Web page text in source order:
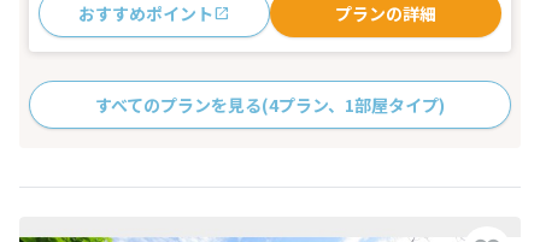
おすすめポイント プランの詳細
すべてのプランを見る(4プラン、1部屋タイプ)